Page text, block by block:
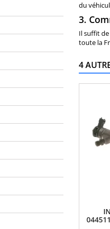
du
3.
Il suffit
toute la
4